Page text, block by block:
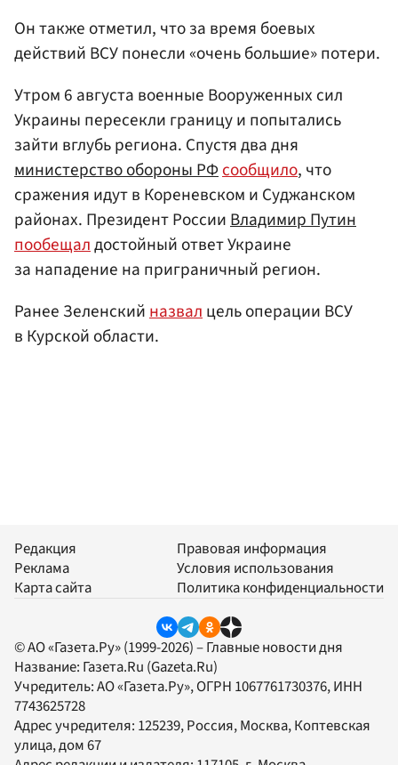
Он также отметил, что за время боевых
действий ВСУ понесли «очень большие» потери.
Утром 6 августа военные Вооруженных сил
Украины пересекли границу и попытались
зайти вглубь региона. Спустя два дня
министерство обороны РФсообщило, что
сражения идут в Кореневском и Суджанском
районах. Президент РоссииВладимир Путин
пообещалдостойный ответ Украине
за нападение на приграничный регион.
Ранее Зеленскийназвалцель операции ВСУ
в Курской области.
Редакция
Реклама
Карта сайта
Правовая информация
Условия использования
Политика конфиденциальности
© АО «Газета.Ру» (1999-2026) – Главные новости дня
Название: Газета.Ru (Gazeta.Ru)
Учредитель:АО «Газета.Ру», ОГРН 1067761730376, ИНН
7743625728
Адрес учредителя: 125239, Россия, Москва, Коптевская
улица, дом 67